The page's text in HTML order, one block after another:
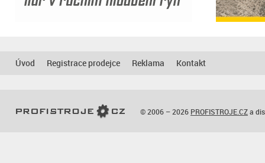
Úvod Registrace prodejce Reklama Kontakt
© 2006 – 2026 PROFISTROJE.CZa